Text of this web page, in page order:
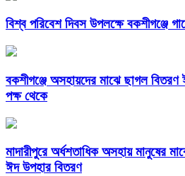
বিশ্ব পরিবেশ দিবস উপলক্ষে বকশীগঞ্জে
বকশীগঞ্জে অসহায়দের মাঝে ছাগল
পক্ষ থেকে
মাদারীপুরে অর্ধশতাধিক অসহায় মানুষের
ঈদ উপহার বিতরণ